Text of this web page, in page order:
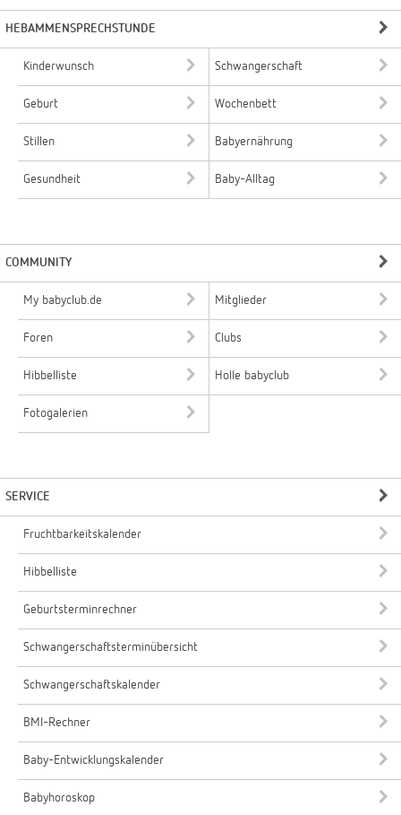
HEBAMMENSPRECHSTUNDE
Kinderwunsch Schwangerschaft
Geburt Wochenbett
Stillen Babyernährung
Gesundheit Baby-Alltag
COMMUNITY
My babyclub.de Mitglieder
Foren Clubs
Hibbelliste Holle babyclub
Fotogalerien
SERVICE
Fruchtbarkeitskalender
Hibbelliste
Geburtsterminrechner
Schwangerschaftsterminübersicht
Schwangerschaftskalender
BMI-Rechner
Baby-Entwicklungskalender
Babyhoroskop